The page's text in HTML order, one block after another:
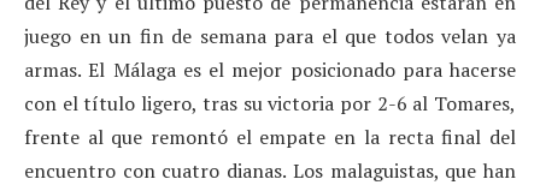
juego en un fin de semana para el que todos velan ya
armas. El Málaga es el mejor posicionado para hacerse
con el título ligero, tras su victoria por 2-6 al Tomares,
frente al que remontó el empate en la recta final del
encuentro con cuatro dianas. Los malaguistas, que han